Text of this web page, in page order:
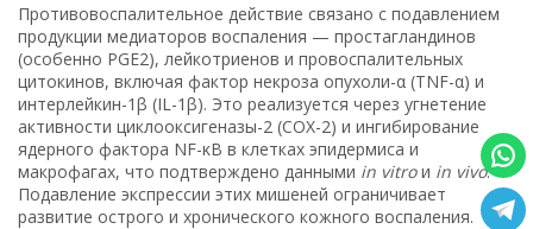
Противовоспалительное действие связано с подавлением
продукции медиаторов воспаления — простагландинов
(особенно PGE2), лейкотриенов и провоспалительных
цитокинов, включая фактор некроза опухоли-α (TNF-α) и
интерлейкин-1β (IL-1β). Это реализуется через угнетение
активности циклооксигеназы-2 (COX-2) и ингибирование
ядерного фактора NF-κB в клетках эпидермиса и
макрофагах, что подтверждено данными in vitroи in vivo.
Подавление экспрессии этих мишеней ограничивает
развитие острого и хронического кожного воспаления.